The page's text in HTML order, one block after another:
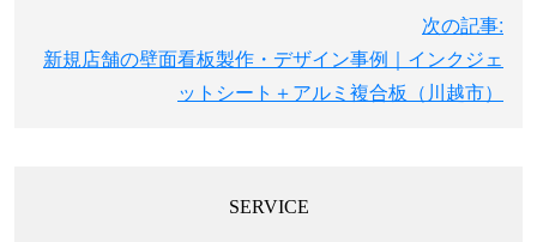
次の記事:
新規店舗の壁面看板製作・デザイン事例｜インクジェ
ットシート＋アルミ複合板（川越市）
SERVICE